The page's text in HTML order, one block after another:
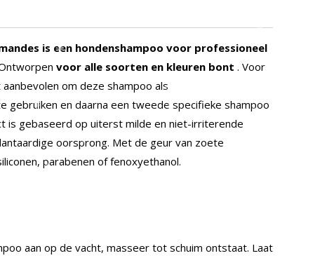
is een hondenshampoo voor professioneel
voor alle soorten en kleuren bont . Voor
om deze shampoo als
gebruiken en daarna een tweede specifieke shampoo
is gebaseerd op uiterst milde en niet-irriterende
oorsprong. Met de geur van zoete
parabenen of fenoxyethanol.
aan op de vacht, masseer tot schuim ontstaat. Laat